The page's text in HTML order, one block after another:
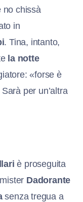
no chissà
in
. Tina, intanto,
la notte
«forse è
Sarà per un’altra
è proseguita
Dadorante
senza tregua a